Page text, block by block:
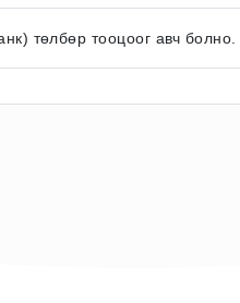
төлбөр тооцоог авч болно.